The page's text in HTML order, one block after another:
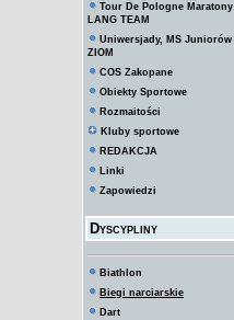
Tour De Pologne Maratony
LANG TEAM
Uniwersjady, MS Juniorów
ZIOM
COS Zakopane
Obiekty Sportowe
Rozmaitości
Kluby sportowe
REDAKCJA
Linki
Zapowiedzi
Dyscypliny
Biathlon
Biegi narciarskie
Dart